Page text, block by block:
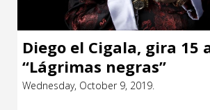
Diego el Cigala, gira 15
“Lágrimas negras”
Wednesday, October 9, 2019.